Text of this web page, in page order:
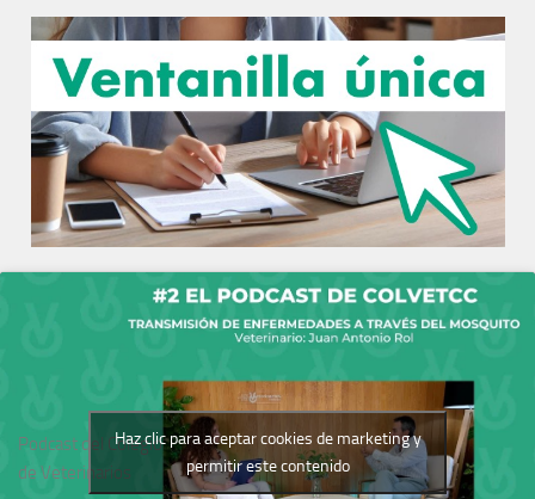
Podcast del Colegio
de Veterinarios
Haz clic para aceptar cookies de marketing y
permitir este contenido